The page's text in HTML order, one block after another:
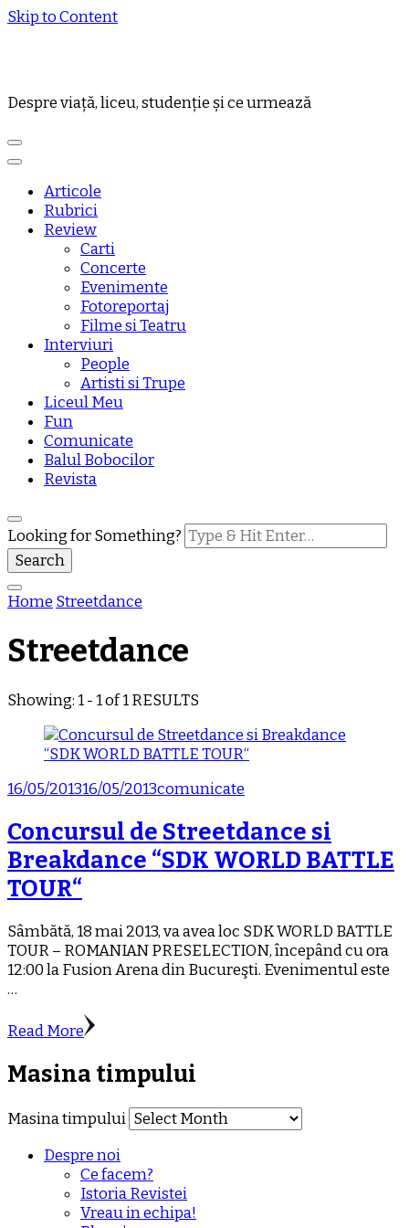
Skip to Content
Despre viață, liceu, studenție și ce urmează
Articole
Rubrici
Review
Carti
Concerte
Evenimente
Fotoreportaj
Filme si Teatru
Interviuri
People
Artisti si Trupe
Liceul Meu
Fun
Comunicate
Balul Bobocilor
Revista
Looking for Something?
Home Streetdance
Streetdance
Showing: 1 - 1 of 1 RESULTS
16/05/201316/05/2013comunicate
Concursul de Streetdance si
Breakdance “SDK WORLD BATTLE
TOUR“
Sâmbătă, 18 mai 2013, va avea loc SDK WORLD BATTLE
TOUR – ROMANIAN PRESELECTION, începând cu ora
12:00 la Fusion Arena din Bucureşti. Evenimentul este
…
Read More
Masina timpului
Masina timpului
Despre noi
Ce facem?
Istoria Revistei
Vreau in echipa!